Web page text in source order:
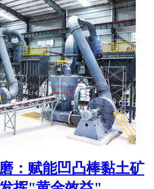
：赋能凹凸棒黏土矿